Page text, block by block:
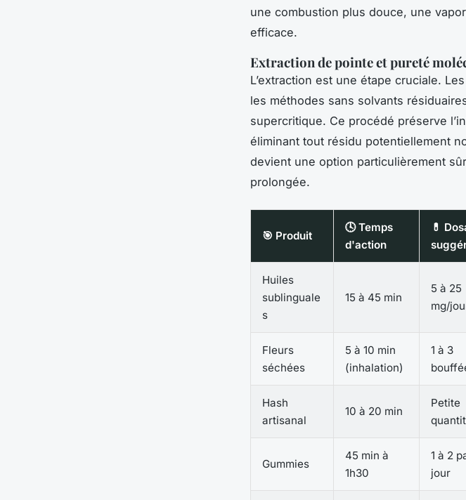
une combustion plus douce, une
efficace.
Extraction de pointe et pureté
L’extraction est une étape cruciale.
les méthodes sans solvants
supercritique. Ce procédé préserve
éliminant tout résidu potentiellement
devient une option particulièrement
prolongée.
🎯 Produit
🕓 Temps
d'action
💊
Huiles
sublinguale
s
15 à 45 min
5 à 25
mg/
Fleurs
séchées
5 à 10 min
(inhalation)
1 à 3
Hash
artisanal
10 à 20 min
Petite
Gummies
45 min à
1h30
1 à 2
jour